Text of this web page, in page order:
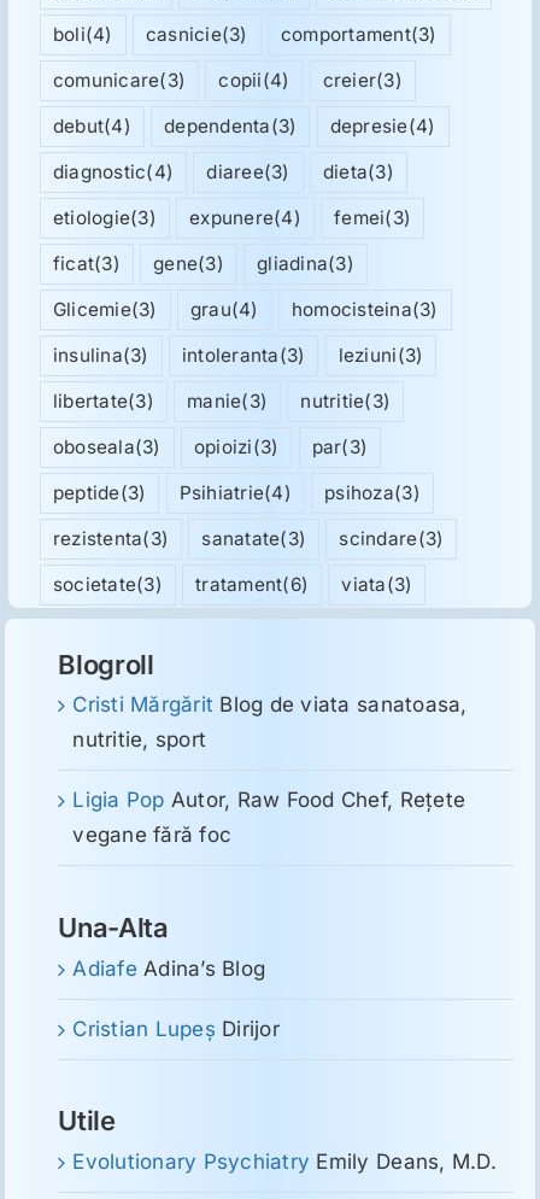
boli(4) casnicie(3) comportament(3)
comunicare(3) copii(4) creier(3)
debut(4) dependenta(3) depresie(4)
diagnostic(4) diaree(3) dieta(3)
etiologie(3) expunere(4) femei(3)
ficat(3) gene(3) gliadina(3)
Glicemie(3) grau(4) homocisteina(3)
insulina(3) intoleranta(3) leziuni(3)
libertate(3) manie(3) nutritie(3)
oboseala(3) opioizi(3) par(3)
peptide(3) Psihiatrie(4) psihoza(3)
rezistenta(3) sanatate(3) scindare(3)
societate(3) tratament(6) viata(3)
Blogroll
Cristi Mărgărit Blog de viata sanatoasa,
nutritie, sport
Ligia Pop Autor, Raw Food Chef, Reţete
vegane fără foc
Una-Alta
Adiafe Adina’s Blog
Cristian Lupeş Dirijor
Utile
Evolutionary Psychiatry Emily Deans, M.D.